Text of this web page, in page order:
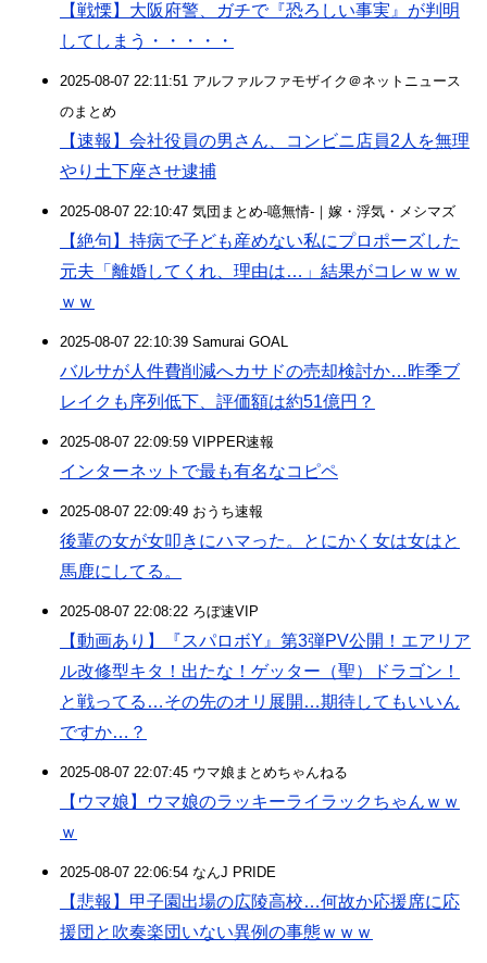
【戦慄】大阪府警、ガチで『恐ろしい事実』が判明
してしまう・・・・・
2025-08-07 22:11:51 アルファルファモザイク＠ネットニュース
のまとめ
【速報】会社役員の男さん、コンビニ店員2人を無理
やり土下座させ逮捕
2025-08-07 22:10:47 気団まとめ-噫無情-｜嫁・浮気・メシマズ
【絶句】持病で子ども産めない私にプロポーズした
元夫「離婚してくれ、理由は…」結果がコレｗｗｗ
ｗｗ
2025-08-07 22:10:39 Samurai GOAL
バルサが人件費削減へカサドの売却検討か…昨季ブ
レイクも序列低下、評価額は約51億円？
2025-08-07 22:09:59 VIPPER速報
インターネットで最も有名なコピペ
2025-08-07 22:09:49 おうち速報
後輩の女が女叩きにハマった。とにかく女は女はと
馬鹿にしてる。
2025-08-07 22:08:22 ろぼ速VIP
【動画あり】『スパロボY』第3弾PV公開！エアリア
ル改修型キタ！出たな！ゲッター（聖）ドラゴン！
と戦ってる…その先のオリ展開…期待してもいいん
ですか…？
2025-08-07 22:07:45 ウマ娘まとめちゃんねる
【ウマ娘】ウマ娘のラッキーライラックちゃんｗｗ
ｗ
2025-08-07 22:06:54 なんJ PRIDE
【悲報】甲子園出場の広陵高校…何故か応援席に応
援団と吹奏楽団いない異例の事態ｗｗｗ